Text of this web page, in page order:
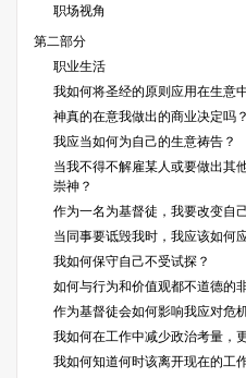
职场视角
第二部分
职业生活
我如何将圣经的原则应用在生意
神真的在意我做出的商业决定吗？
我应当如何为自己的生意祷告？
当我不得不解雇某人或要做出其
崇神？
作为一名为基督徒，我要改变自
当同事要诋毁我时，我应该如何
我如何保守自己不受试探？
如何与行为和价值观都不道德的
作为基督徒会如何影响我应对危
我如何在工作中减少政治考量，
我如何知道何时该离开现在的工